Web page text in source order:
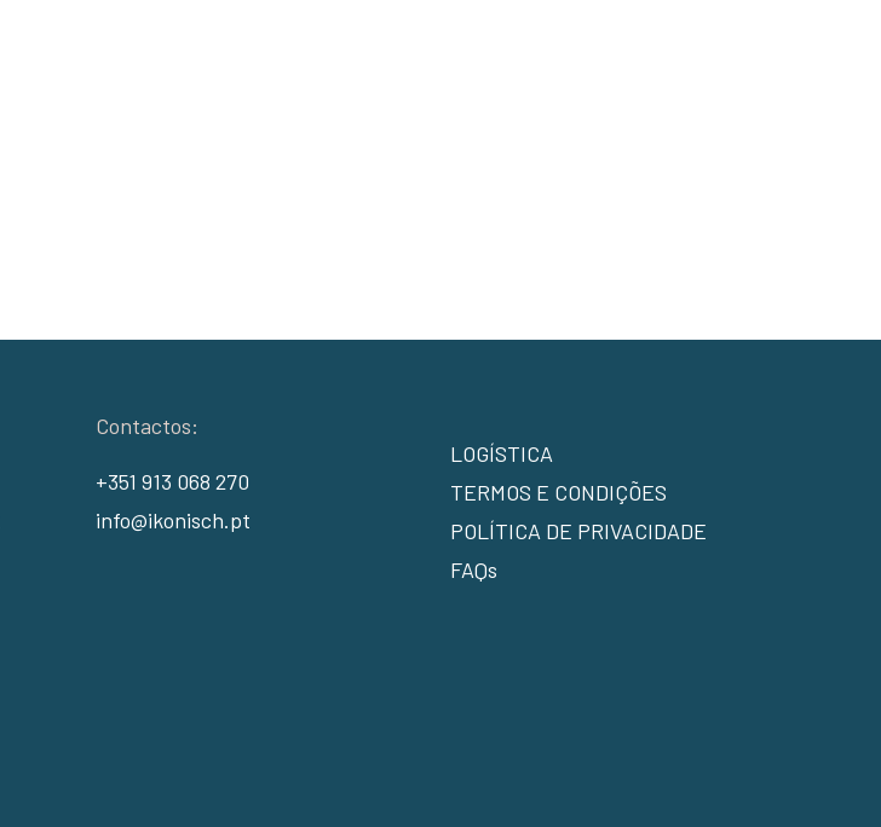
Contactos:
+351 913 068 270
info@ikonisch.pt
LOGÍSTICA
TERMOS E CONDIÇÕES
POLÍTICA DE PRIVACIDADE
FAQs